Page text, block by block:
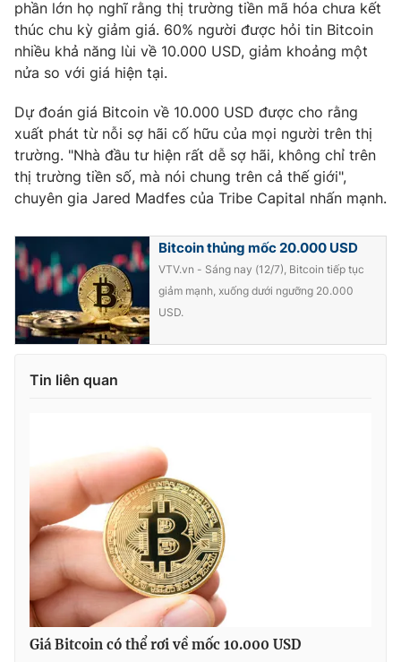
phần lớn họ nghĩ rằng thị trường tiền mã hóa chưa kết
thúc chu kỳ giảm giá. 60% người được hỏi tin Bitcoin
nhiều khả năng lùi về 10.000 USD, giảm khoảng một
nửa so với giá hiện tại.
Dự đoán giá Bitcoin về 10.000 USD được cho rằng
xuất phát từ nỗi sợ hãi cố hữu của mọi người trên thị
trường. "Nhà đầu tư hiện rất dễ sợ hãi, không chỉ trên
thị trường tiền số, mà nói chung trên cả thế giới",
chuyên gia Jared Madfes của Tribe Capital nhấn mạnh.
Bitcoin thủng mốc 20.000 USD
VTV.vn - Sáng nay (12/7), Bitcoin tiếp tục
giảm mạnh, xuống dưới ngưỡng 20.000
USD.
Tin liên quan
Giá Bitcoin có thể rơi về mốc 10.000 USD